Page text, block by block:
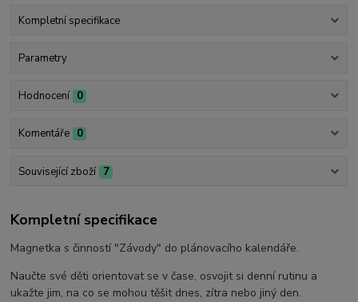
Kompletní specifikace
Parametry
Hodnocení 0
Komentáře 0
Související zboží 7
Kompletní specifikace
Magnetka s činností "Závody" do plánovacího kalendáře.
Naučte své děti orientovat se v čase, osvojit si denní rutinu a
ukažte jim, na co se mohou těšit dnes, zítra nebo jiný den.